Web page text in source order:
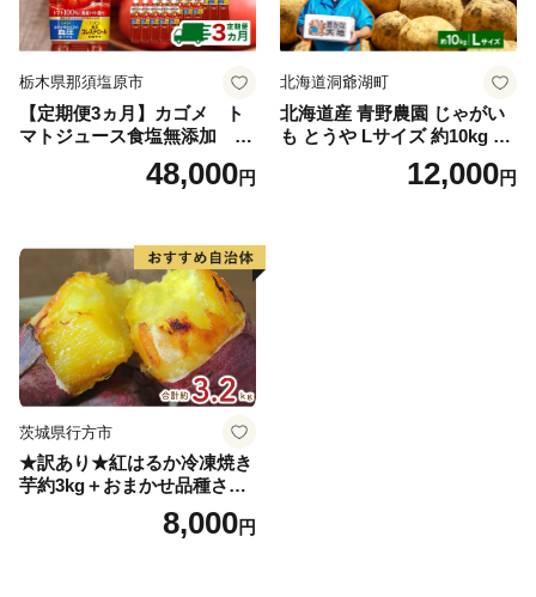
栃木県那須塩原市
【定期便3ヵ月】カゴメ ト
マトジュース食塩無添加 72
0ml PET×15本 1ケース 毎月
届く 3ヵ月 3回コース ns001-
48,000円
北海道洞爺湖町
北海道産 青野農園 じゃがい
も とうや Lサイズ 約10kg 20
26年10月初旬～12月下旬頃お
届け 先行予約 北海道 ジャガ
12,000円
茨城県行方市
★訳あり★紅はるか冷凍焼き
芋約3kg＋おまかせ品種さつ
まいも 合計約3.2kg｜さつ
まいも サツマイモ さつま芋
8,000円